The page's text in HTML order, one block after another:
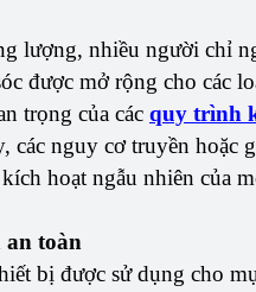
lượng, nhiều người chỉ
được mở rộng cho các
trọng của các quy trình
các nguy cơ truyền
hoạt ngẫu nhiên của
an toàn
bị được sử dụng cho